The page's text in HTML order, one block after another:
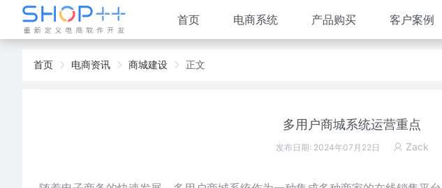
首页 电商系统 产品购买 客户案例
首页 电商资讯 商城建设 正文
多用户商城系统运营重点
发布日期: 2024年07月22日 Zack